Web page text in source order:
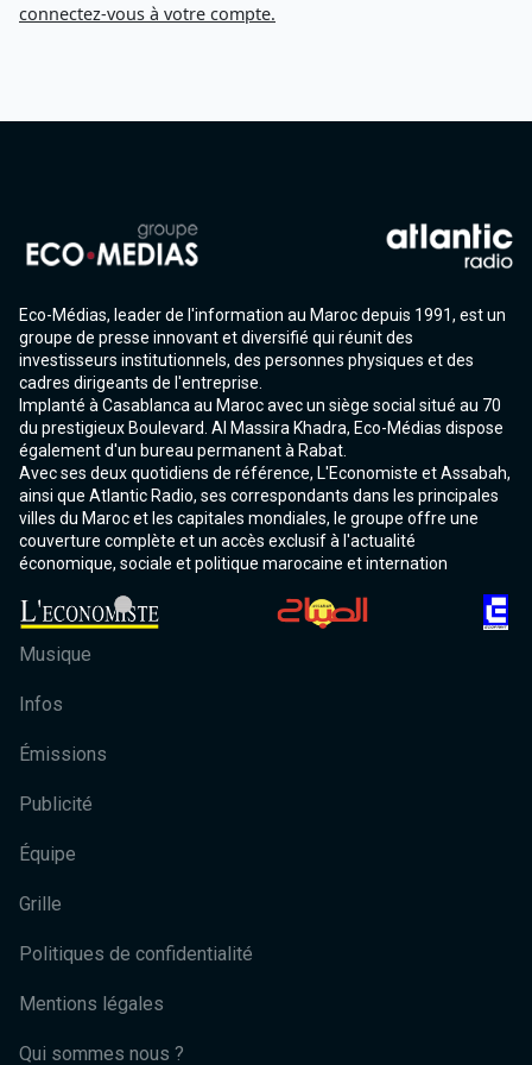
connectez-vous à votre compte.
Eco-Médias, leader de l'information au Maroc depuis 1991, est un
groupe de presse innovant et diversifié qui réunit des
investisseurs institutionnels, des personnes physiques et des
cadres dirigeants de l'entreprise.
Implanté à Casablanca au Maroc avec un siège social situé au 70
du prestigieux Boulevard. Al Massira Khadra, Eco-Médias dispose
également d'un bureau permanent à Rabat.
Avec ses deux quotidiens de référence, L'Economiste et Assabah,
ainsi que Atlantic Radio, ses correspondants dans les principales
villes du Maroc et les capitales mondiales, le groupe offre une
couverture complète et un accès exclusif à l'actualité
économique, sociale et politique marocaine et internation
Musique
Infos
Émissions
Publicité
Équipe
Grille
Politiques de confidentialité
Mentions légales
Qui sommes nous ?